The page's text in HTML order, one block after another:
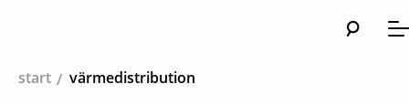
start
värmedistribution